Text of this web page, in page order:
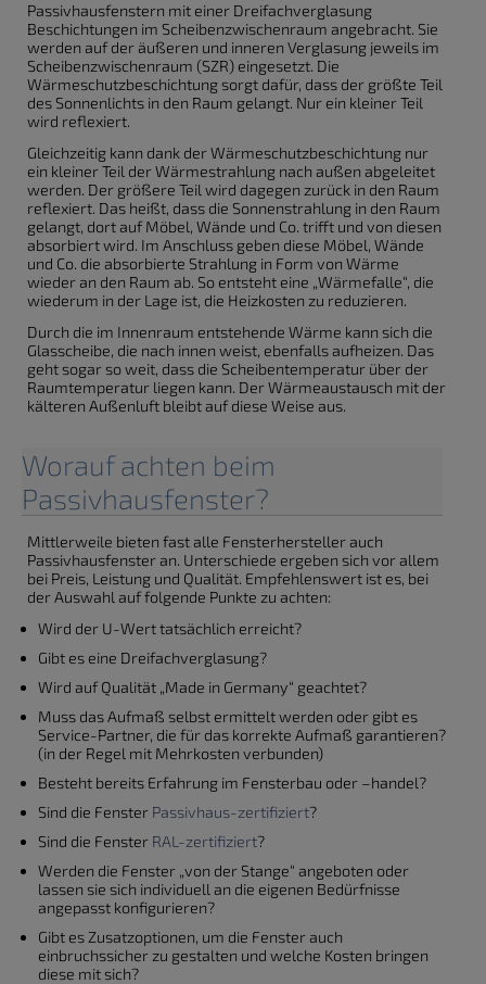
Passivhausfenstern mit einer Dreifachverglasung
Beschichtungen im Scheibenzwischenraum angebracht. Sie
werden auf der äußeren und inneren Verglasung jeweils im
Scheibenzwischenraum (SZR) eingesetzt. Die
Wärmeschutzbeschichtung sorgt dafür, dass der größte Teil
des Sonnenlichts in den Raum gelangt. Nur ein kleiner Teil
wird reflexiert.
Gleichzeitig kann dank der Wärmeschutzbeschichtung nur
ein kleiner Teil der Wärmestrahlung nach außen abgeleitet
werden. Der größere Teil wird dagegen zurück in den Raum
reflexiert. Das heißt, dass die Sonnenstrahlung in den Raum
gelangt, dort auf Möbel, Wände und Co. trifft und von diesen
absorbiert wird. Im Anschluss geben diese Möbel, Wände
und Co. die absorbierte Strahlung in Form von Wärme
wieder an den Raum ab. So entsteht eine „Wärmefalle“, die
wiederum in der Lage ist, die Heizkosten zu reduzieren.
Durch die im Innenraum entstehende Wärme kann sich die
Glasscheibe, die nach innen weist, ebenfalls aufheizen. Das
geht sogar so weit, dass die Scheibentemperatur über der
Raumtemperatur liegen kann. Der Wärmeaustausch mit der
kälteren Außenluft bleibt auf diese Weise aus.
Worauf achten beim
Passivhausfenster?
Mittlerweile bieten fast alle Fensterhersteller auch
Passivhausfenster an. Unterschiede ergeben sich vor allem
bei Preis, Leistung und Qualität. Empfehlenswert ist es, bei
der Auswahl auf folgende Punkte zu achten:
Wird der U-Wert tatsächlich erreicht?
Gibt es eine Dreifachverglasung?
Wird auf Qualität „Made in Germany“ geachtet?
Muss das Aufmaß selbst ermittelt werden oder gibt es
Service-Partner, die für das korrekte Aufmaß garantieren?
(in der Regel mit Mehrkosten verbunden)
Besteht bereits Erfahrung im Fensterbau oder –handel?
Sind die Fenster Passivhaus-zertifiziert?
Sind die Fenster RAL-zertifiziert?
Werden die Fenster „von der Stange“ angeboten oder
lassen sie sich individuell an die eigenen Bedürfnisse
angepasst konfigurieren?
Gibt es Zusatzoptionen, um die Fenster auch
einbruchssicher zu gestalten und welche Kosten bringen
diese mit sich?